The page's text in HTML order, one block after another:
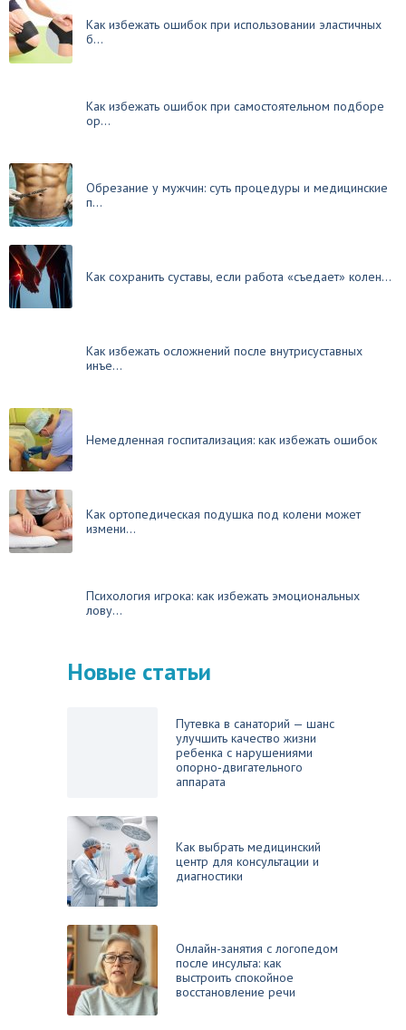
Как избежать ошибок при использовании эластичных
б...
Как избежать ошибок при самостоятельном подборе
ор...
Обрезание у мужчин: суть процедуры и медицинские
п...
Как сохранить суставы, если работа «съедает» колен...
Как избежать осложнений после внутрисуставных
инъе...
Немедленная госпитализация: как избежать ошибок
Как ортопедическая подушка под колени может
измени...
Психология игрока: как избежать эмоциональных
лову...
Новые статьи
Путевка в санаторий — шанс
улучшить качество жизни
ребенка с нарушениями
опорно‑двигательного
аппарата
Как выбрать медицинский
центр для консультации и
диагностики
Онлайн-занятия с логопедом
после инсульта: как
выстроить спокойное
восстановление речи